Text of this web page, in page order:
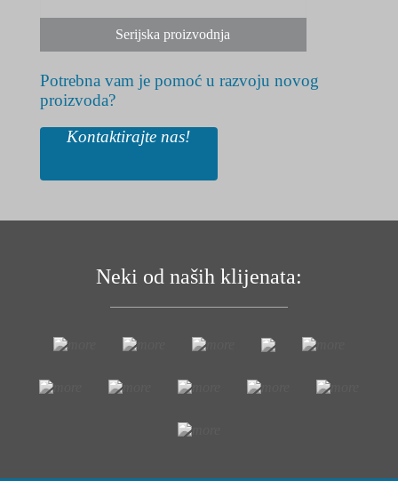
Serijska proizvodnja
Potrebna vam je pomoć u razvoju novog
proizvoda?
Kontaktirajte nas!
Neki od naših klijenata: